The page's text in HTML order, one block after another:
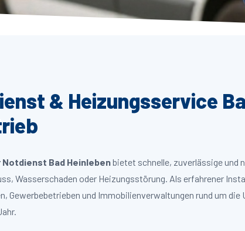
& Heizungsservice
Notdienst Bad Heinlebenbietet schnelle, zuverlässige und
Wasserschaden oder Heizungsstörung. Als erfahrener
Gewerbebetrieben und Immobilienverwaltungen rund um die